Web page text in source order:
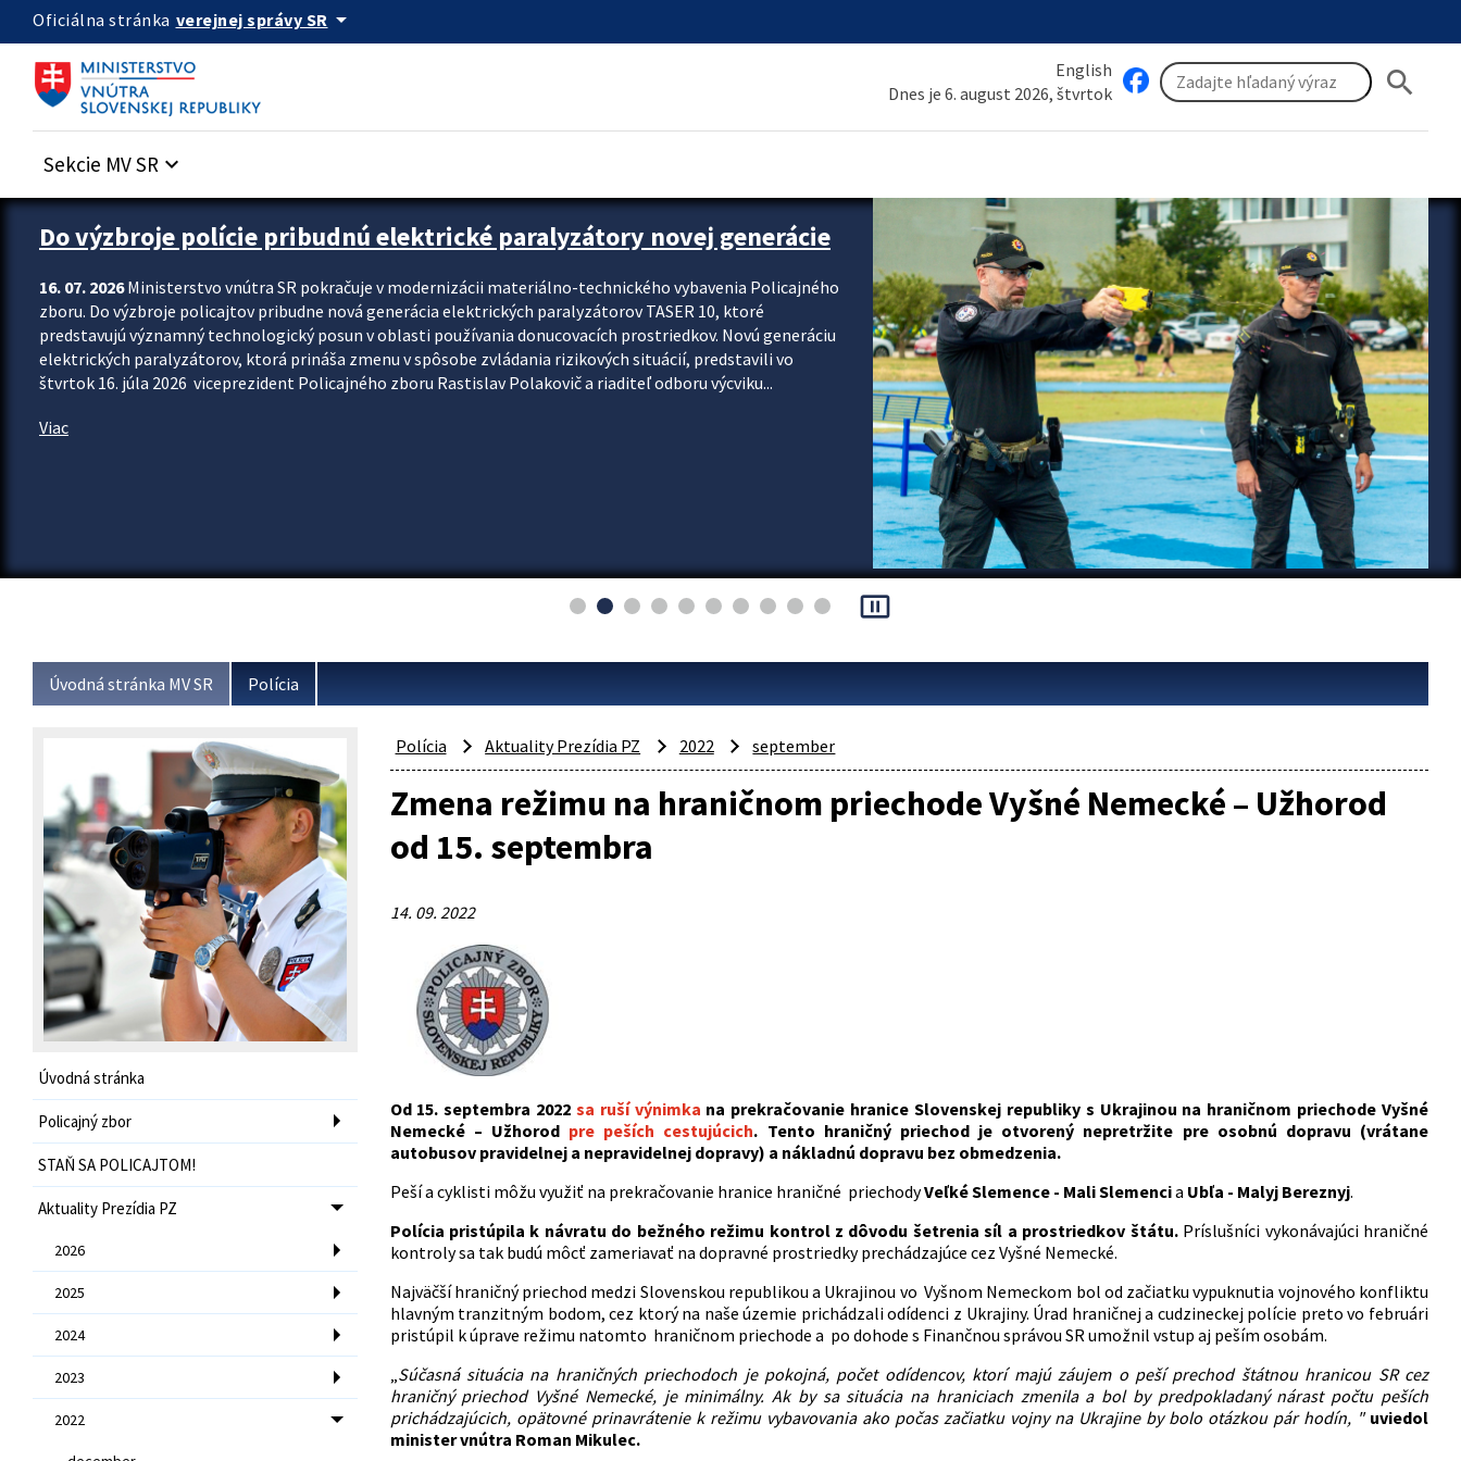
Preskocit na hlavný obsah
Oficiálna stránka verejnej správy SR arrow_drop_down
English
Dnes je 6. august 2026, štvrtok
search
Sekcie MV SR keyboard_arrow_down
Zastavit automatický posun upútavok
Do výzbroje polície pribudnú elektrické paralyzátory novej generácie
16. 07. 2026Ministerstvo vnútra SR pokračuje v modernizácii materiálno-technického vybavenia Policajného
zboru. Do výzbroje policajtov pribudne nová generácia elektrických paralyzátorov TASER 10, ktoré
predstavujú významný technologický posun v oblasti používania donucovacích prostriedkov. Novú generáciu
elektrických paralyzátorov, ktorá prináša zmenu v spôsobe zvládania rizikových situácií, predstavili vo
štvrtok 16. júla 2026 viceprezident Policajného zboru Rastislav Polakovič a riaditeľ odboru výcviku...
Viac
pause_presentation
Úvodná stránka MV SR Polícia
Úvodná stránka
Policajný zbor
STAŇ SA POLICAJTOM!
Aktuality Prezídia PZ
2026
2025
2024
2023
2022
Polícia Aktuality Prezídia PZ 2022 september
Zmena režimu na hraničnom priechode Vyšné Nemecké – Užhorod
od 15. septembra
14. 09. 2022
Od 15. septembra 2022 sa ruší výnimka na prekračovanie hranice Slovenskej republiky s Ukrajinou na hraničnom priechode Vyšné
Nemecké – Užhorod pre peších cestujúcich. Tento hraničný priechod je otvorený nepretržite pre osobnú dopravu (vrátane
autobusov pravidelnej a nepravidelnej dopravy) a nákladnú dopravu bez obmedzenia.
Peší a cyklisti môžu využiť na prekračovanie hranice hraničné priechodyVeľké Slemence - Mali Slemencia Ubľa - Malyj Bereznyj.
Polícia pristúpila k návratu do bežného režimu kontrol z dôvodu šetrenia síl a prostriedkov štátu.Príslušníci vykonávajúci hraničné
kontroly sa tak budú môcť zameriavať na dopravné prostriedky prechádzajúce cez Vyšné Nemecké.
Najväčší hraničný priechod medzi Slovenskou republikou a Ukrajinou vo Vyšnom Nemeckom bol od začiatku vypuknutia vojnového konfliktu
hlavným tranzitným bodom, cez ktorý na naše územie prichádzali odídenci z Ukrajiny. Úrad hraničnej a cudzineckej polície preto vo februári
pristúpil k úprave režimu natomto hraničnom priechode a po dohode s Finančnou správou SR umožnil vstup aj peším osobám.
„Súčasná situácia na hraničných priechodoch je pokojná, počet odídencov, ktorí majú záujem o peší prechod štátnou hranicou SR cez
hraničný priechod Vyšné Nemecké, je minimálny.Ak by sa situácia na hraniciach zmenila a bol by predpokladaný nárast počtu peších
prichádzajúcich, opätovné prinavrátenie k režimu vybavovania ako počas začiatku vojny na Ukrajine by bolo otázkou pár hodín, " uviedol
minister vnútra Roman Mikulec.